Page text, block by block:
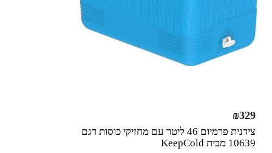
צידנית פרמיום 46 ליטר עם מחזיקי כוסות דגם
10639 מבית KeepCold
₪329